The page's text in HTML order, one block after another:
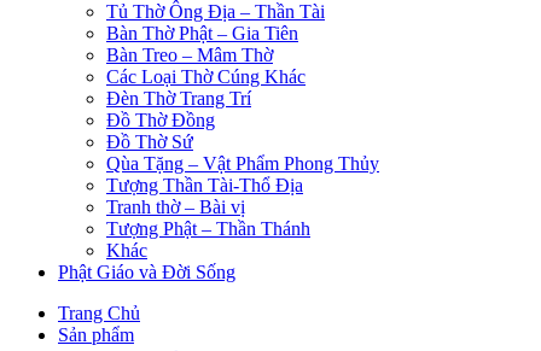
Tủ Thờ Ông Địa – Thần Tài
Bàn Thờ Phật – Gia Tiên
Bàn Treo – Mâm Thờ
Các Loại Thờ Cúng Khác
Đèn Thờ Trang Trí
Đồ Thờ Đồng
Đồ Thờ Sứ
Qùa Tặng – Vật Phẩm Phong Thủy
Tượng Thần Tài-Thổ Địa
Tranh thờ – Bài vị
Tượng Phật – Thần Thánh
Khác
Phật Giáo và Đời Sống
Trang Chủ
Sản phẩm